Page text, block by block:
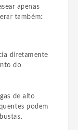
apenas
também:
diretamente
do
de alto
podem